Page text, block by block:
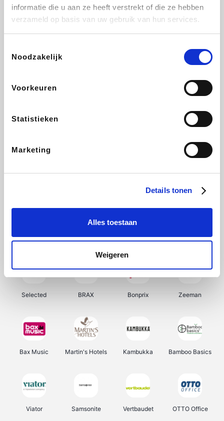
informatie die u aan ze heeft verstrekt of die ze hebben
verzameld op basis van uw gebruik van hun services.
Noodzakelijk
Voorkeuren
Statistieken
Marketing
Details tonen
Alles toestaan
Weigeren
Weekendesk Sarenza Schiesser Interhome
Lufthansa
CheapTickets.be DeubaXXL
Samsung My Jewellery Delonghi Tennis Point
Selected BRAX Bonprix Zeeman
Bax Music Martin's Hotels Kambukka Bamboo Basics
Viator Samsonite Vertbaudet OTTO Office